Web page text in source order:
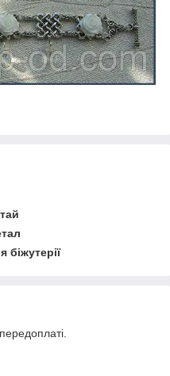
біжутерії